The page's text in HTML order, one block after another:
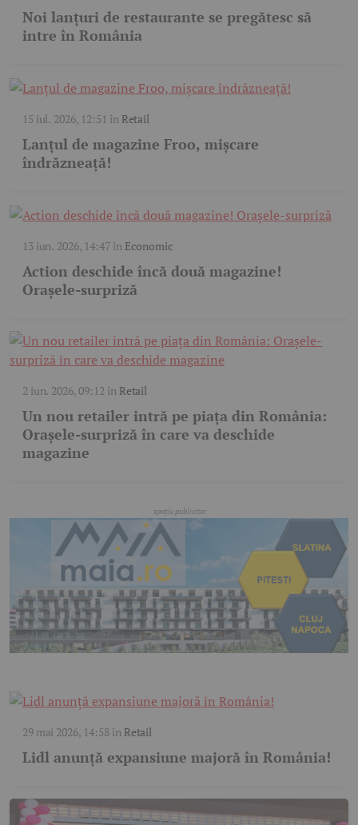
Noi lanțuri de restaurante se pregătesc să
intre în România
15 iul. 2026, 12:51 în Retail
Lanțul de magazine Froo, mișcare
îndrăzneață!
13 iun. 2026, 14:47în Economic
Action deschide încă două magazine!
Orașele-surpriză
2 iun. 2026, 09:12 în Retail
Un nou retailer intră pe piața din România:
Orașele-surpriză în care va deschide
magazine
29 mai 2026, 14:58în Retail
Lidl anunță expansiune majoră în România!